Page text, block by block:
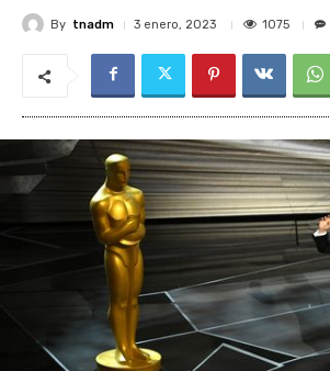
By tnadm 3 enero, 2023 1075